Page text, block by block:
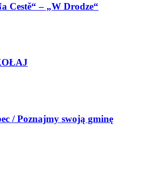
Cestě“ – „W Drodze“
/ Poznajmy swoją gminę